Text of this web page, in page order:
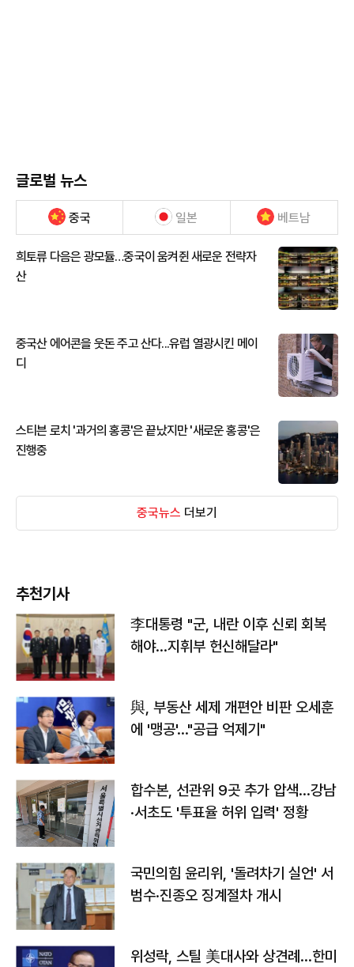
글로벌 뉴스
중국 일본 베트남
희토류 다음은 광모듈…중국이 움켜쥔 새로운 전략자
산
중국산 에어콘을 웃돈 주고 산다...유럽 열광시킨 메이
디
스티븐 로치 '과거의 홍콩'은 끝났지만 '새로운 홍콩'은
진행중
중국뉴스 더보기
추천기사
李대통령 "군, 내란 이후 신뢰 회복
해야…지휘부 헌신해달라"
與, 부동산 세제 개편안 비판 오세훈
에 '맹공'…"공급 억제기"
합수본, 선관위 9곳 추가 압색…강남
·서초도 '투표율 허위 입력' 정황
국민의힘 윤리위, '돌려차기 실언' 서
범수·진종오 징계절차 개시
위성락, 스틸 美대사와 상견례…한미